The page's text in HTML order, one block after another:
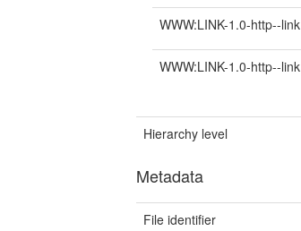
WWW:LINK-1.0-http--link
WWW:LINK-1.0-http--link
Hierarchy level
Metadata
File identifier